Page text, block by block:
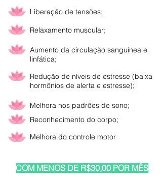
Liberação de tensões;
Relaxamento muscular;
Aumento da circulação sanguínea e
linfática;
Redução de níveis de estresse (baixa
hormônios de alerta e estresse);
Melhora nos padrões de sono;
Reconhecimento do corpo;
Melhora do controle motor
COM MENOS DE R$30,00 POR MÊS